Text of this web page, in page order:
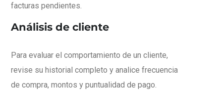
facturas pendientes.
Análisis de cliente
Para evaluar el comportamiento de un cliente,
revise su historial completo y analice frecuencia
de compra, montos y puntualidad de pago.